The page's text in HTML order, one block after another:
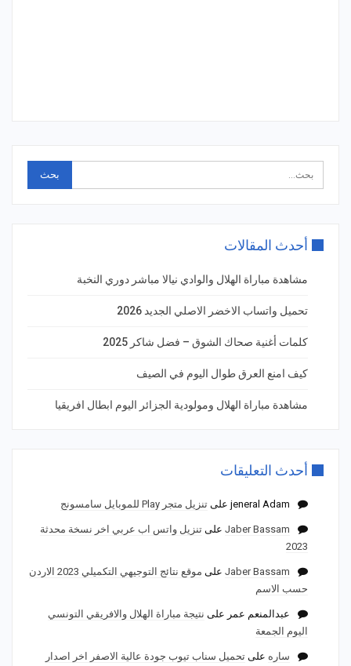
أحدث المقالات
مشاهدة مباراة الهلال والوادي نيالا مباشر دوري النخبة
تحميل واتساب الاخضر الاصلي الجديد 2026
كلمات أغنية صحاك الشوق – فضل شاكر 2025
كيف امنع العرق طوال اليوم في الصيف
مشاهدة مباراة الهلال ومولودية الجزائر اليوم ابطال افريقيا
أحدث التعليقات
jeneral Adam على تنزيل متجر Play للموبايل سامسونج
Jaber Bassam على تنزيل واتس اب عربي اخر نسخة محدثة
2023
Jaber Bassam على
موقع نتائج التوجيهي التكميلي 2023 الاردن
حسب الاسم
عبدالمنعم عمر على نتيجة مباراة الهلال والافريقي التونسي
اليوم الجمعة
ساره على تحميل سناب تيوب جودة عالية الاصفر اخر اصدار